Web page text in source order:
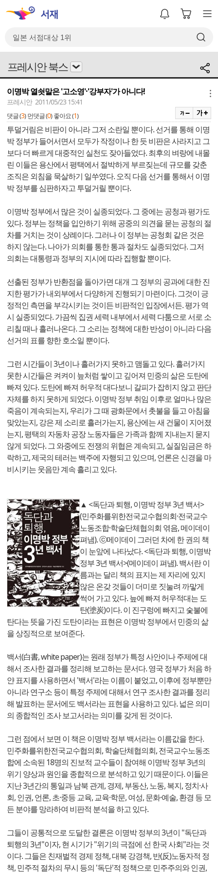
프레시안 북스
이명박 열쇳말은 '고소영'·'강부자'가 아니다!
프레시안 2011/05/23 15:41
댓글 (3) 먼댓글 (0) 좋아요 (1)
투덜거림은 비판이 아니라 그저 소란일 뿐이다. 선거를 통해 이명
박 정부가 들어서면서 모두가 작정이나 한 듯 비판은 사라지고 그
보다 더 빠르게 대중적인 실천도 잦아들었다. 최후의 벼랑에 내몰
린 이들은 용산에서 평택에서 절박하게 부르짖는데 규모를 갖춘
조직은 외침을 묵살하기 일쑤였다. 오직 다음 선거를 통해서 이명
박 정부를 심판하자고 투덜거릴 뿐이다.
이명박 정부에서 많은 것이 실종되었다. 그 중에는 공청과 평가도
있다. 정부는 정책을 입안하기 위해 공중의 의견을 묻는 공청의 절
차를 거치는 것이 상례이다. 그러나 이 정부는 공청회 같은 것은
하지 않는다. 나아가 의회를 통한 통과 절차도 실종되었다. 그저
의회는 대통령과 정부의 지시에 따라 집행할 뿐이다.
선출된 정부가 반환점을 돌아가면 대개 그 정부의 공과에 대한 진
지한 평가가 내외부에서 다양하게 진행되기 마련이다. 그것이 긍
정적인 측면을 부각시키는 것이든 비판적인 입장에서든. 평가 역
시 실종되었다. 가끔씩 집권 세력 내부에서 세력 다툼으로 서로 소
리칠 때나 흘러나온다. 그 소리는 정책에 대한 반성이 아니라 다음
선거의 표를 향한 호소일 뿐이다.
그런 시간들이 3년이나 흘러가지 못하고 맴돌고 있다. 흘러가지
못한 시간들은 켜켜이 늪처럼 쌓이고 깊어져 민중의 삶은 도탄에
빠져 있다. 도탄에 빠져 허우적 대다보니 갈피가 잡히지 않고 판단
자체를 하지 못하게 되었다. 이명박 정부 취임 이후로 얼마나 많은
죽음이 계속되는지, 우리가 그 때 광화문에서 촛불을 들고 아침을
맞았는지, 강은 제 소리로 흘러가는지, 용산에는 새 건물이 지어졌
는지, 평택의 자동차 공장 노동자들은 가족과 함께 지내는지 묻지
않게 되었다. 그 와중에도 전쟁의 위협은 계속되고, 실질임금은 하
락하고, 제국의 테러는 백주에 자행되고 있으며, 언론은 신경을 마
비시키는 웃음만 계속 흘리고 있다.
▲ <독단과 퇴행, 이명박 정부 3년 백서>
(민주화를위한전국교수협의회·전국교수
노동조합·학술단체협의회 엮음, 메이데이
펴냄). ⓒ메이데이 그러던 차에 한 권의 책
이 눈앞에 나타났다. <독단과 퇴행, 이명박
정부 3년 백서>(메이데이 펴냄). 백서란 이
름과는 달리 책의 표지는 제 자리에 있지
않은 온갖 것들이 더미로 짓눌려 까맣게
썩어 가고 있다. 늪에 빠져 허우적대는 도
탄(塗炭)이다. 이 진구렁에 빠지고 숯불에
탄다는 뜻을 가진 도탄이라는 표현은 이명박 정부에서 민중의 삶
을 상징적으로 보여준다.
백서(白書, white paper)는 원래 정부가 특정 사안이나 주제에 대
해서 조사한 결과를 정리해 보고하는 문서다. 영국 정부가 처음 하
얀 표지를 사용하면서 '백서'라는 이름이 붙었고, 이후에 정부뿐만
아니라 연구소 등이 특정 주제에 대해서 연구 조사한 결과를 정리
해 발표하는 문서에도 백서라는 표현을 사용하고 있다. 넓은 의미
의 종합적인 조사 보고서라는 의미를 갖게 된 것이다.
그런 점에서 보면 이 책은 이명박 정부 백서라는 이름값을 한다.
민주화를위한전국교수협의회, 학술단체협의회, 전국교수노동조
합에 소속된 18명의 진보적 교수들이 참여해 이명박 정부 3년의
위기 양상과 원인을 종합적으로 분석하고 있기 때문이다. 이들은
지난 3년간의 통일과 남북 관계, 경제, 부동산, 노동, 복지, 정치·사
회, 인권, 언론, 초·중등 교육, 교육·학문, 여성, 문화·예술, 환경 등 모
든 분야를 망라하여 비판적 분석을 하고 있다.
그들이 공통적으로 도달한 결론은 이명박 정부의 3년이 "독단과
퇴행의 3년"이자, 현 시기가 "위기의 극점에 선 한국 사회"라는 것
이다. 그들은 친재벌적 경제 정책, 대북 강경책, 반(反)노동자적 정
책, 민주적 절차의 무시 등의 '독단'적 정책으로 민주주의와 인권,